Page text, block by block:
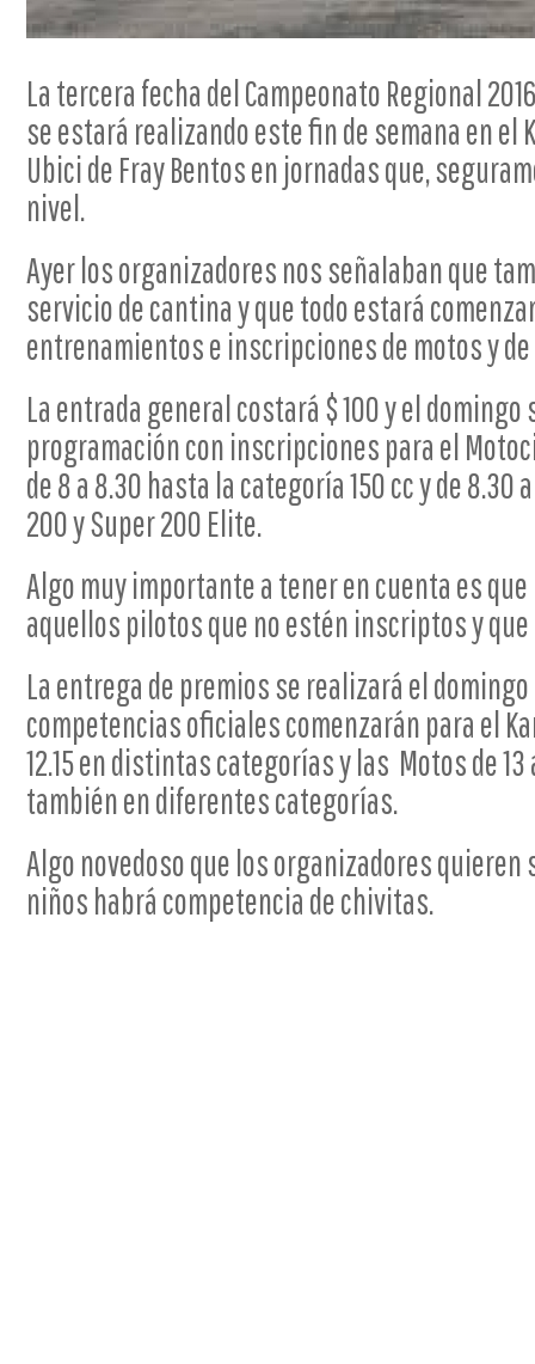
La tercera fecha del Campeonato Regional
se estará realizando este fin de semana en el
Ubici de Fray Bentos en jornadas que,
nivel.
Ayer los organizadores nos señalaban que
servicio de cantina y que todo estará
entrenamientos e inscripciones de motos y de
La entrada general costará $ 100 y el
programación con inscripciones para el
de 8 a 8.30 hasta la categoría 150 cc y de 8.30
200 y Super 200 Elite.
Algo muy importante a tener en cuenta es
aquellos pilotos que no estén inscriptos y
La entrega de premios se realizará el domingo
competencias oficiales comenzarán para el
12.15 en distintas categorías y las Motos de
también en diferentes categorías.
Algo novedoso que los organizadores quieren
niños habrá competencia de chivitas.